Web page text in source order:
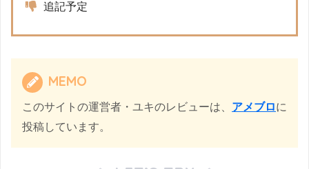
追記予定
MEMO
このサイトの運営者・ユキのレビューは、 アメブロに
投稿しています。